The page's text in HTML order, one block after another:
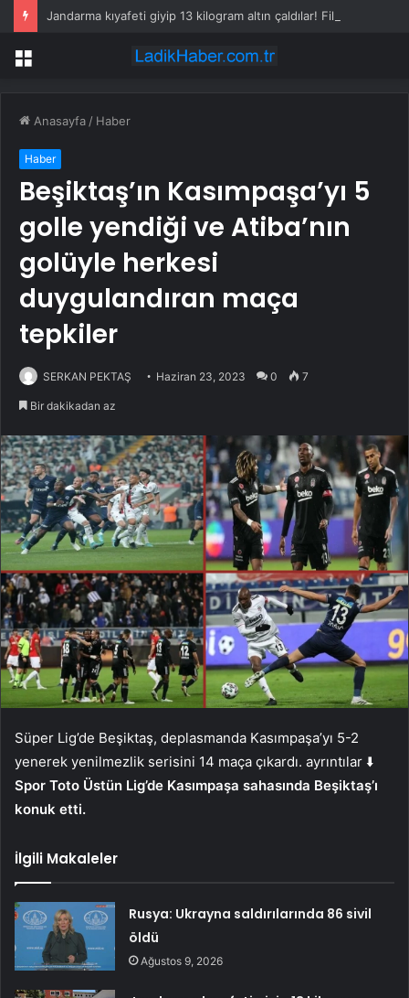
Menü
Anasayfa / Haber
Haber
Beşiktaş’ın Kasımpaşa’yı 5
golle yendiği ve Atiba’nın
golüyle herkesi
duygulandıran maça
tepkiler
SERKAN PEKTAŞ Haziran 23, 2023 0 7
Bir dakikadan az
Süper Lig’de Beşiktaş, deplasmanda Kasımpaşa’yı 5-2
yenerek yenilmezlik serisini 14 maça çıkardı. ayrıntılar ⬇️
Spor Toto Üstün Lig’de Kasımpaşa sahasında Beşiktaş’ı
konuk etti.
İlgili Makaleler
Rusya: Ukrayna saldırılarında 86 sivil
öldü
Ağustos 9, 2026